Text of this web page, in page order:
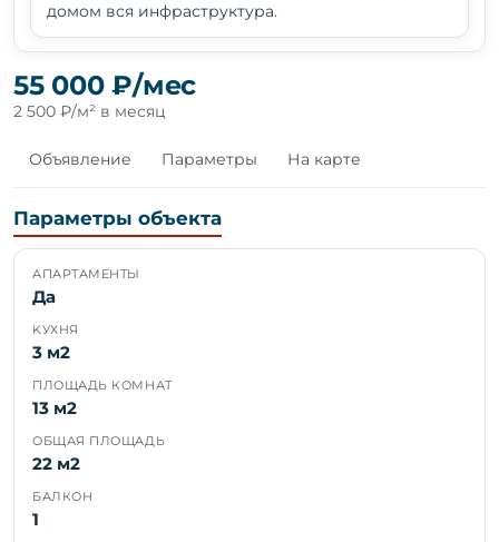
домом вся инфраструктура.
55 000 ₽/мес
2 500 ₽/м² в месяц
Объявление Параметры На карте
Параметры объекта
АПАРТАМЕНТЫ
Да
KУХНЯ
3 м2
ПЛОЩАДЬ КОМНАТ
13 м2
ОБЩАЯ ПЛОЩАДЬ
22 м2
БАЛКОН
1